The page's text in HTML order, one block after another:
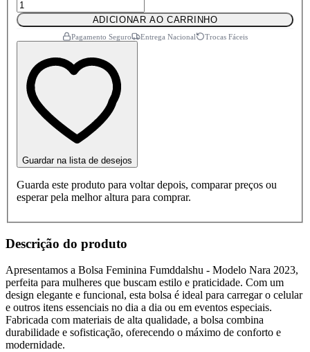
ADICIONAR AO CARRINHO
Pagamento Seguro Entrega Nacional Trocas Fáceis
Guardar na lista de desejos
Guarda este produto para voltar depois, comparar preços ou
esperar pela melhor altura para comprar.
Descrição do produto
Apresentamos a Bolsa Feminina Fumddalshu - Modelo Nara 2023,
perfeita para mulheres que buscam estilo e praticidade. Com um
design elegante e funcional, esta bolsa é ideal para carregar o celular
e outros itens essenciais no dia a dia ou em eventos especiais.
Fabricada com materiais de alta qualidade, a bolsa combina
durabilidade e sofisticação, oferecendo o máximo de conforto e
modernidade.